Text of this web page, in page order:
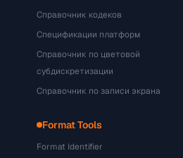
Справочник кодеков
Спецификации платформ
Справочник по цветовой
субдискретизации
Справочник по записи экрана
Format Tools
Format Identifier